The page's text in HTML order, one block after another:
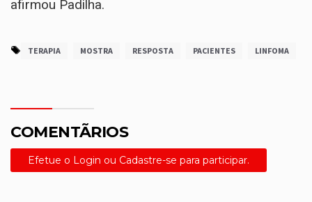
afirmou Padilha.
TERAPIA MOSTRA RESPOSTA PACIENTES LINFOMA
COMENTÃRIOS
Efetue o Login ou Cadastre-se para participar.